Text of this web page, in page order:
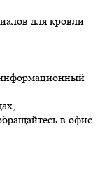
для кровли
в офис